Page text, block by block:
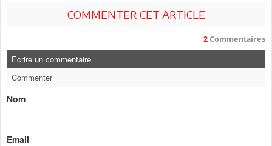
COMMENTER CET ARTICLE
2 Commentaires
Ecrire un commentaire
Commenter
Nom
Email